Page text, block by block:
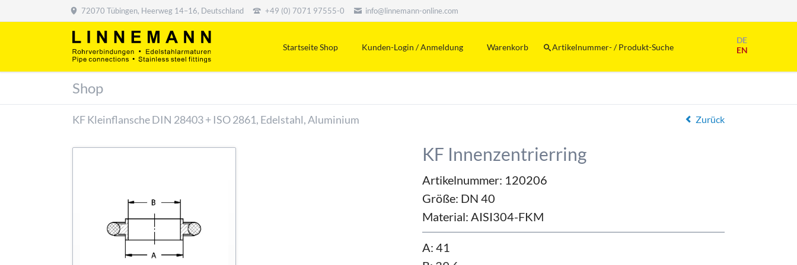
72070 Tübingen, Heerweg 14–16, Deutschland +49 (0) 7071 97555-0 info@linnemann-online.com
DE
EN
überspringen
Startseite Shop Kunden-Login / Anmeldung Warenkorb Artikelnummer- / Produkt-Suche
Shop
Zurück
KF Kleinflansche DIN 28403 + ISO 2861, Edelstahl, Aluminium
KF Innenzentrierring
Artikelnummer: 120206
Größe: DN 40
Material: AISI304-FKM
A: 41